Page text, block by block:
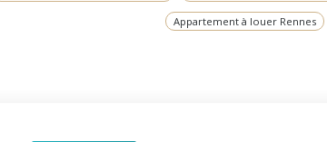
Appartement à louer Rennes